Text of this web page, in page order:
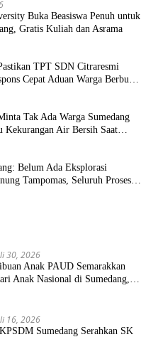
Buka Beasiswa Penuh untuk
Gratis Kuliah dan Asrama
TPT SDN Citraresmi
Cepat Aduan Warga Berbuah
Tak Ada Warga Sumedang
Kekurangan Air Bersih Saat
Belum Ada Eksplorasi
Tampomas, Seluruh Proses
30, 2026
Anak PAUD Semarakkan
Anak Nasional di Sumedang,
16, 2026
Sumedang Serahkan SK